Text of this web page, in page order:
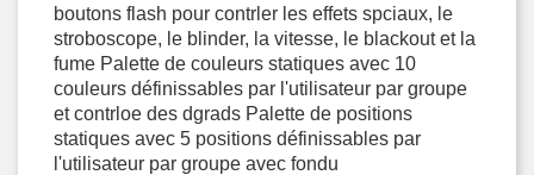
boutons flash pour contrler les effets spciaux, le
stroboscope, le blinder, la vitesse, le blackout et la
fume Palette de couleurs statiques avec 10
couleurs définissables par l'utilisateur par groupe
et contrloe des dgrads Palette de positions
statiques avec 5 positions définissables par
l'utilisateur par groupe avec fondu